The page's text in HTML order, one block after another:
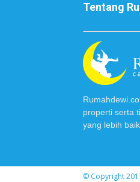
Tentang
properti serta
yang lebih baik
© Copyright